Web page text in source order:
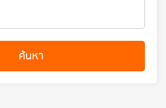
ค้นหา